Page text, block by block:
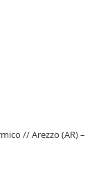
// Arezzo (AR) –